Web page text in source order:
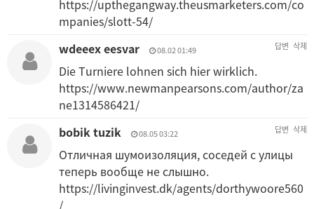
https://upthegangway.theusmarketers.com/co
mpanies/slott-54/
wdeeex eesvar
08.02 01:49 답변 삭제
Die Turniere lohnen sich hier wirklich.
https://www.newmanpearsons.com/author/za
ne1314586421/
bobik tuzik
08.05 03:22 답변 삭제
Отличная шумоизоляция, соседей с улицы
теперь вообще не слышно.
https://livinginvest.dk/agents/dorthywoore560
/